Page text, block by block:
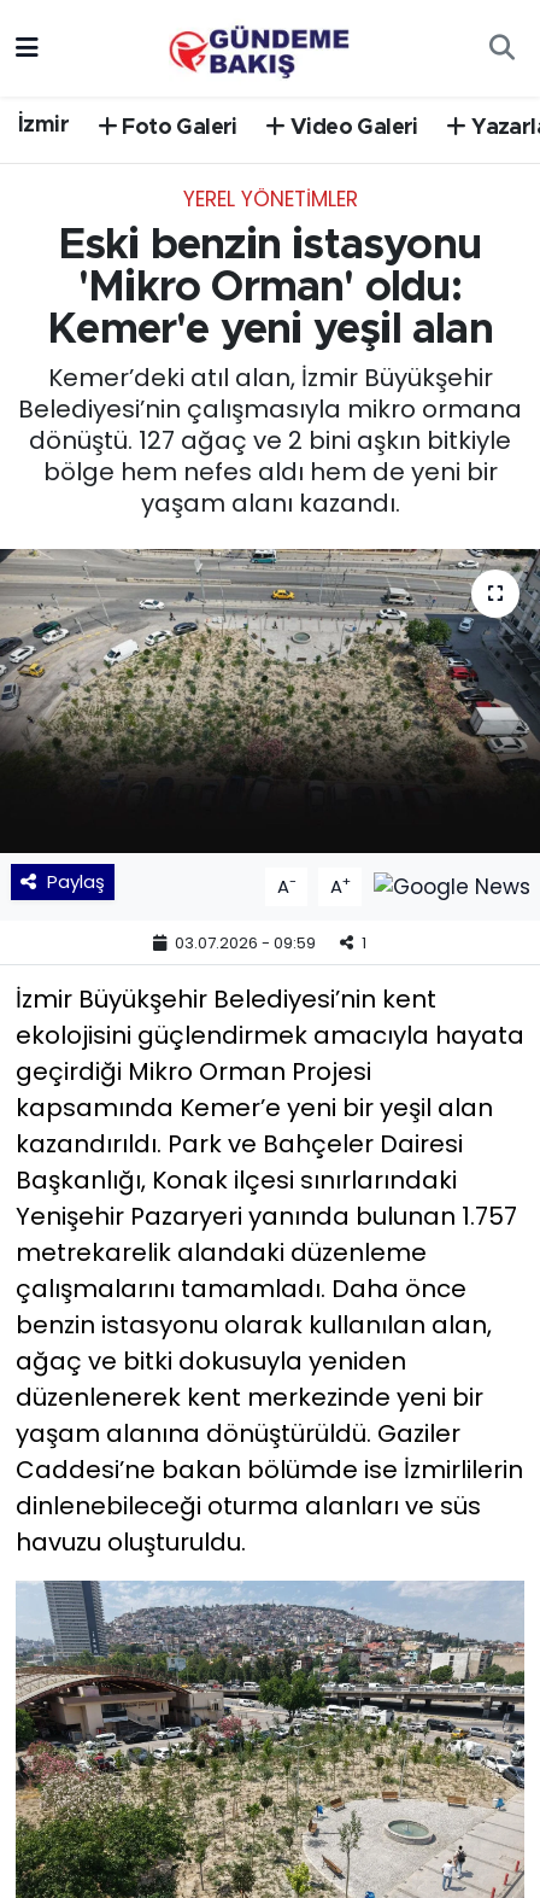
İzmir Foto Galeri Video Galeri
YEREL YÖNETİMLER
Eski benzin istasyonu
'Mikro Orman' oldu:
Kemer'e yeni yeşil alan
Kemer’deki atıl alan, İzmir Büyükşehir
Belediyesi’nin çalışmasıyla mikro ormana
dönüştü. 127 ağaç ve 2 bini aşkın bitkiyle
bölge hem nefes aldı hem de yeni bir
yaşam alanı kazandı.
Paylaş A- A+
03.07.2026 - 09:59 1
İzmir Büyükşehir Belediyesi’nin kent
ekolojisini güçlendirmek amacıyla hayata
geçirdiği Mikro Orman Projesi
kapsamında Kemer’e yeni bir yeşil alan
kazandırıldı. Park ve Bahçeler Dairesi
Başkanlığı, Konak ilçesi sınırlarındaki
Yenişehir Pazaryeri yanında bulunan 1.757
metrekarelik alandaki düzenleme
çalışmalarını tamamladı. Daha önce
benzin istasyonu olarak kullanılan alan,
ağaç ve bitki dokusuyla yeniden
düzenlenerek kent merkezinde yeni bir
yaşam alanına dönüştürüldü. Gaziler
Caddesi’ne bakan bölümde ise İzmirlilerin
dinlenebileceği oturma alanları ve süs
havuzu oluşturuldu.
EGE
EĞİTİM
EKONOMİ
English News
GÜNCEL
KÜLTÜR SANAT
MAGAZİN
POLİTİKA
SAĞLIK
SPOR
TEKNOLOJİ
Yaşam
YEREL POLİTİKA
YEREL YÖNETİMLER
Yurt
Trafik Durumu
Süper Lig Puan Durumu ve Fikstür
Tüm Manşetler
Son Dakika Haberleri
Haber Arşivi